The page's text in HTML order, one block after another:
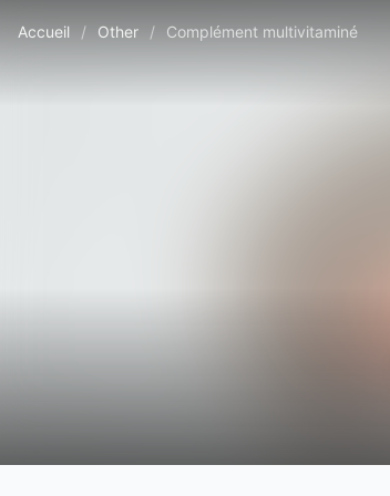
Accueil / Other / Complément multivitaminé